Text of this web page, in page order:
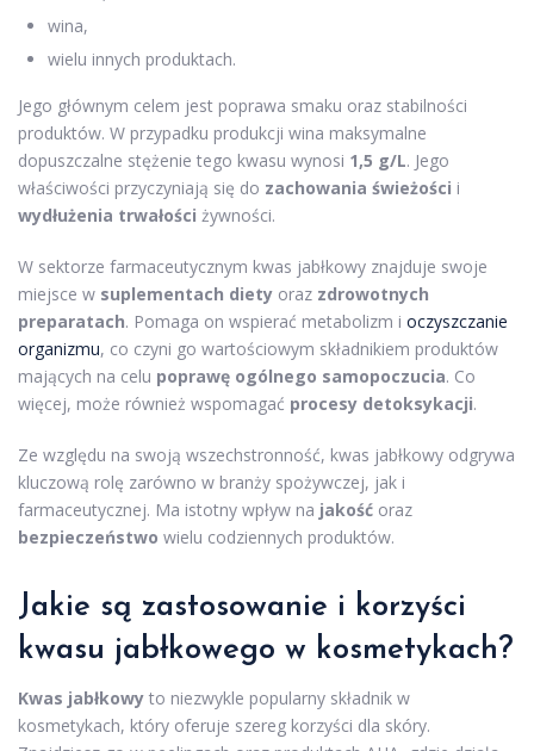
wina,
wielu innych produktach.
Jego głównym celem jest poprawa smaku oraz stabilności
produktów. W przypadku produkcji wina maksymalne
dopuszczalne stężenie tego kwasu wynosi 1,5 g/L. Jego
właściwości przyczyniają się do zachowania świeżości i
wydłużenia trwałości żywności.
W sektorze farmaceutycznym kwas jabłkowy znajduje swoje
miejsce w suplementach diety oraz zdrowotnych
preparatach. Pomaga on wspierać metabolizm i oczyszczanie
organizmu, co czyni go wartościowym składnikiem produktów
mających na celu poprawę ogólnego samopoczucia. Co
więcej, może również wspomagać procesy detoksykacji.
Ze względu na swoją wszechstronność, kwas jabłkowy odgrywa
kluczową rolę zarówno w branży spożywczej, jak i
farmaceutycznej. Ma istotny wpływ na jakość oraz
bezpieczeństwo wielu codziennych produktów.
Jakie są zastosowanie i korzyści
kwasu jabłkowego w kosmetykach?
Kwas jabłkowy to niezwykle popularny składnik w
kosmetykach, który oferuje szereg korzyści dla skóry.